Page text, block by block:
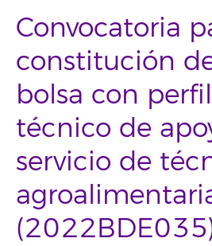
Convocatoria
constitución
bolsa con perfil
técnico de
servicio de